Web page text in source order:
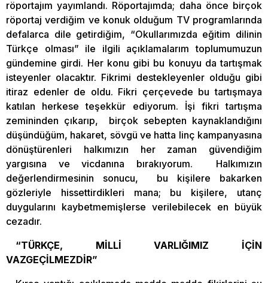
röportajım yayımlandı. Röportajımda; daha önce birçok
röportaj verdiğim ve konuk olduğum TV programlarında
defalarca dile getirdiğim, “Okullarımızda eğitim dilinin
Türkçe olması” ile ilgili açıklamalarım toplumumuzun
gündemine girdi. Her konu gibi bu konuyu da tartışmak
isteyenler olacaktır. Fikrimi destekleyenler olduğu gibi
itiraz edenler de oldu. Fikri çerçevede bu tartışmaya
katılan herkese teşekkür ediyorum. İşi fikri tartışma
zemininden çıkarıp, birçok sebepten kaynaklandığını
düşündüğüm, hakaret, sövgü ve hatta linç kampanyasına
dönüştürenleri halkımızın her zaman güvendiğim
yargısına ve vicdanına bırakıyorum. Halkımızın
değerlendirmesinin sonucu, bu kişilere bakarken
gözleriyle hissettirdikleri mana; bu kişilere, utanç
duygularını kaybetmemişlerse verilebilecek en büyük
cezadır.
“TÜRKÇE, MİLLİ VARLIĞIMIZ İÇİN
VAZGEÇİLMEZDİR”